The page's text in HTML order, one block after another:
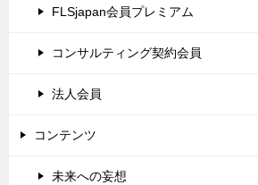
FLSjapan会員プレミアム
コンサルティング契約会員
法人会員
コンテンツ
未来への妄想